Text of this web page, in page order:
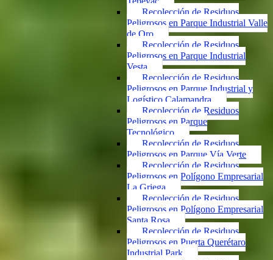
Recolección de Residuos
Peligrosos en Parque Industrial Valle
de Oro
Recolección de Residuos
Peligrosos en Parque Industrial
Vesta
Recolección de Residuos
Peligrosos en Parque Industrial y
Logístico Calamandra
Recolección de Residuos
Peligrosos en Parque
Tecnológico
Recolección de Residuos
Peligrosos en Parque Vía Verte
Recolección de Residuos
Peligrosos en Polígono Empresarial
La Griega
Recolección de Residuos
Peligrosos en Polígono Empresarial
Santa Rosa
Recolección de Residuos
Peligrosos en Puerta Querétaro
Industrial Park